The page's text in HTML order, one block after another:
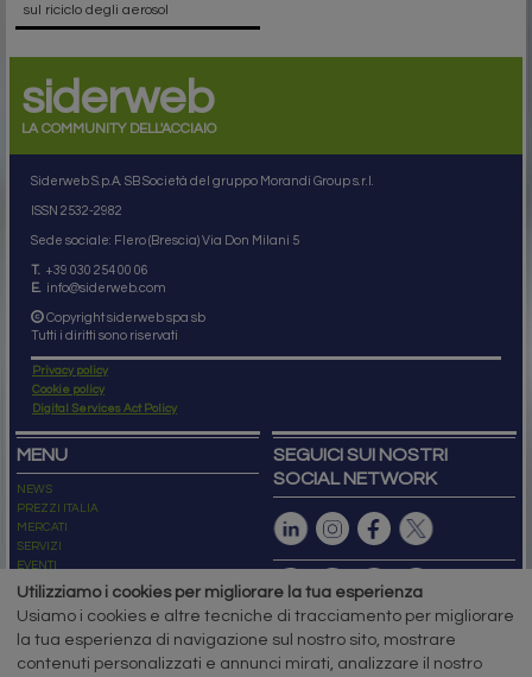
sul riciclo degli aerosol
siderweb
LA COMMUNITY DELL'ACCIAIO
Siderweb S.p.A. SB Società del gruppo Morandi Group s.r.l.
ISSN 2532-2982
Sede sociale: Flero (Brescia) Via Don Milani 5
T. +39 030 254 00 06
E.
info@siderweb.com
Copyright siderweb spa sb
Tutti i diritti sono riservati
Privacy policy
Cookie policy
Digital Services Act Policy
MENU
NEWS
PREZZI ITALIA
MERCATI
SERVIZI
EVENTI
ABBONAMENTI
NEWSLETTER
SEGUICI SUI NOSTRI
SOCIAL NETWORK
Capitale Sociale: 190.000€ interamente versato
Registro delle Imprese di Brescia
Utilizziamo i cookies per migliorare la tua esperienza
Usiamo i cookies e altre tecniche di tracciamento per migliorare
la tua esperienza di navigazione sul nostro sito, mostrare
contenuti personalizzati e annunci mirati, analizzare il nostro